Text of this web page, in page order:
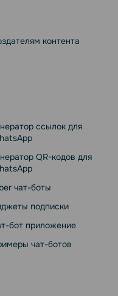
контента
ссылок для
QR-кодов для
чат-боты
подписки
бот приложение
чат-ботов